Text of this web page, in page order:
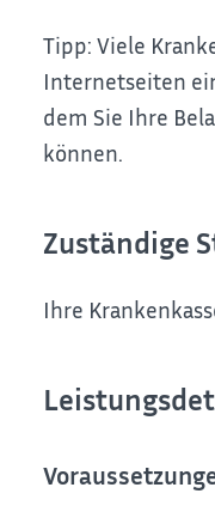
Tipp: Viele
Internetseiten
dem Sie Ihre
können.
Zuständige
Ihre